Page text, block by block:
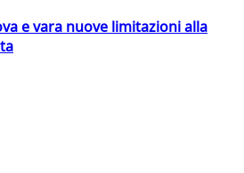
e vara nuove limitazioni alla